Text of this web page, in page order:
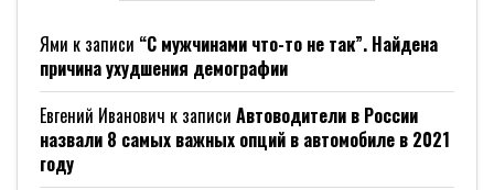
Ями к записи “С мужчинами что-то не так”. Найдена
причина ухудшения демографии
Евгений Иванович к записи Автоводители в России
назвали 8 самых важных опций в автомобиле в 2021
году